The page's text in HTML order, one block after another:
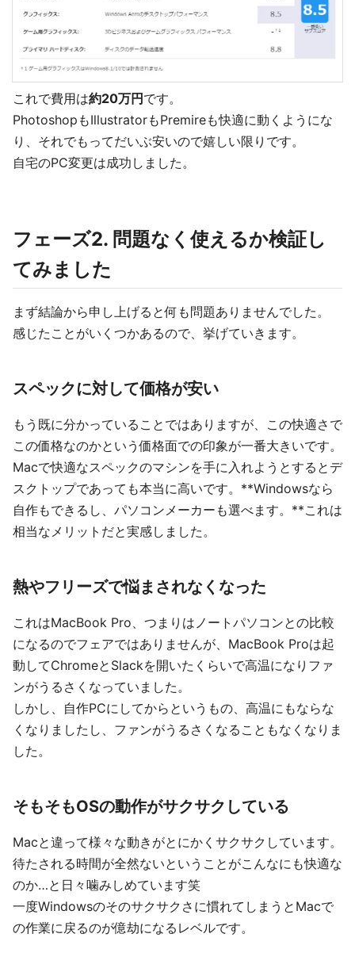
これで費用は約20万円です。
PhotoshopもIllustratorもPremireも快適に動くようにな
り、それでもってだいぶ安いので嬉しい限りです。
自宅のPC変更は成功しました。
フェーズ2. 問題なく使えるか検証し
てみました
まず結論から申し上げると何も問題ありませんでした。
感じたことがいくつかあるので、挙げていきます。
スペックに対して価格が安い
もう既に分かっていることではありますが、この快適さで
この価格なのかという価格面での印象が一番大きいです。
Macで快適なスペックのマシンを手に入れようとするとデ
スクトップであっても本当に高いです。**Windowsなら
自作もできるし、パソコンメーカーも選べます。**これは
相当なメリットだと実感しました。
熱やフリーズで悩まされなくなった
これはMacBook Pro、つまりはノートパソコンとの比較
になるのでフェアではありませんが、MacBook Proは起
動してChromeとSlackを開いたくらいで高温になりファ
ンがうるさくなっていました。
しかし、自作PCにしてからというもの、高温にもならな
くなりましたし、ファンがうるさくなることもなくなりま
した。
そもそもOSの動作がサクサクしている
Macと違って様々な動きがとにかくサクサクしています。
待たされる時間が全然ないということがこんなにも快適な
のか…と日々噛みしめています笑
一度Windowsのそのサクサクさに慣れてしまうとMacで
の作業に戻るのが億劫になるレベルです。